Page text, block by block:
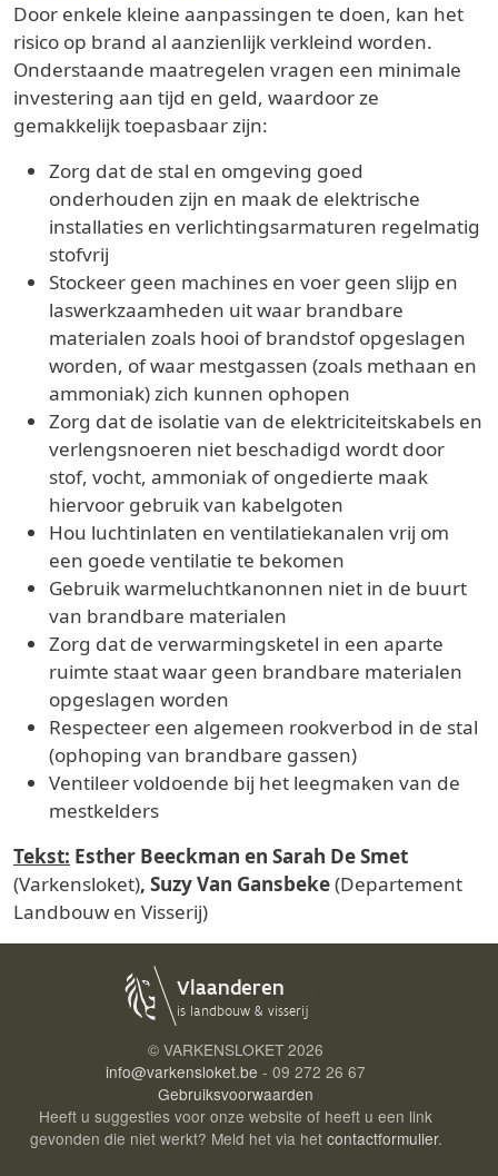
Door enkele kleine aanpassingen te doen, kan het
risico op brand al aanzienlijk verkleind worden.
Onderstaande maatregelen vragen een minimale
investering aan tijd en geld, waardoor ze
gemakkelijk toepasbaar zijn:
Zorg dat de stal en omgeving goed
onderhouden zijn en maak de elektrische
installaties en verlichtingsarmaturen regelmatig
stofvrij
Stockeer geen machines en voer geen slijp en
laswerkzaamheden uit waar brandbare
materialen zoals hooi of brandstof opgeslagen
worden, of waar mestgassen (zoals methaan en
ammoniak) zich kunnen ophopen
Zorg dat de isolatie van de elektriciteitskabels en
verlengsnoeren niet beschadigd wordt door
stof, vocht, ammoniak of ongedierte maak
hiervoor gebruik van kabelgoten
Hou luchtinlaten en ventilatiekanalen vrij om
een goede ventilatie te bekomen
Gebruik warmeluchtkanonnen niet in de buurt
van brandbare materialen
Zorg dat de verwarmingsketel in een aparte
ruimte staat waar geen brandbare materialen
opgeslagen worden
Respecteer een algemeen rookverbod in de stal
(ophoping van brandbare gassen)
Ventileer voldoende bij het leegmaken van de
mestkelders
Tekst: Esther Beeckman en Sarah De Smet
(Varkensloket), Suzy Van Gansbeke(Departement
Landbouw en Visserij)
© VARKENSLOKET 2026
info@varkensloket.be - 09 272 26 67
Gebruiksvoorwaarden
Heeft u suggesties voor onze website of heeft u een link
gevonden die niet werkt? Meld het via het contactformulier.